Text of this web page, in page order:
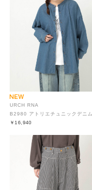
URCH RNA
￥16,940